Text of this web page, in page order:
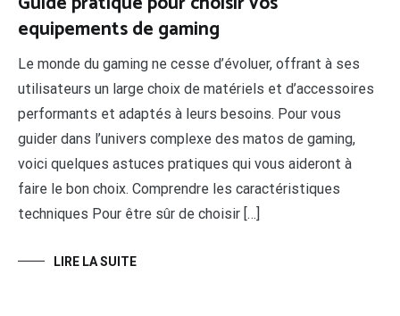
equipements de gaming
Le monde du gaming ne cesse d’évoluer, offrant à ses
utilisateurs un large choix de matériels et d’accessoires
performants et adaptés à leurs besoins. Pour vous
guider dans l’univers complexe des matos de gaming,
voici quelques astuces pratiques qui vous aideront à
faire le bon choix. Comprendre les caractéristiques
techniques Pour être sûr de choisir […]
LIRE LA SUITE